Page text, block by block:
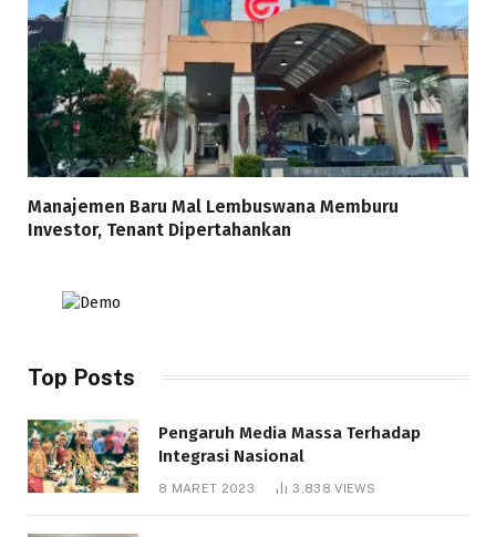
Manajemen Baru Mal Lembuswana Memburu
Investor, Tenant Dipertahankan
Top Posts
Pengaruh Media Massa Terhadap
Integrasi Nasional
8 MARET 2023 3,838VIEWS